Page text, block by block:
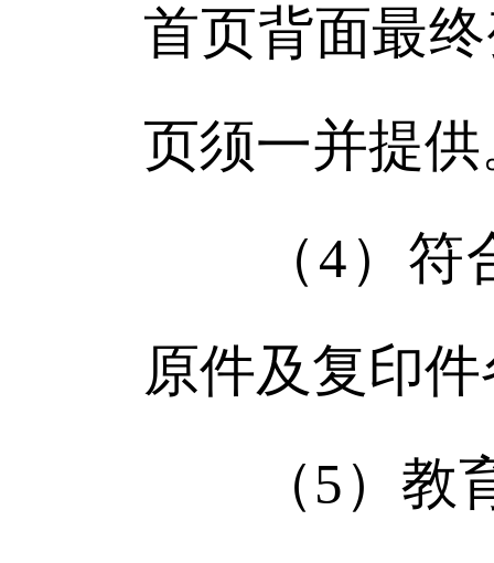
首页背面最
页须一并提供
（4）符合
原件及复印
（5）教育